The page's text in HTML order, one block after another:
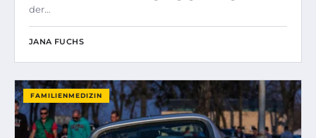
der…
JANA FUCHS
FAMILIENMEDIZIN